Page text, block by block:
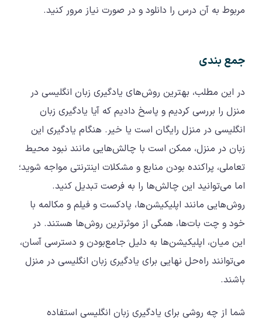
مربوط به آن درس را دانلود و در صورت نیاز مرور کنید.
جمع‌ بندی
در این مطلب، بهترین روش‌های یادگیری زبان انگلیسی در
منزل را بررسی کردیم و پاسخ دادیم که آیا یادگیری زبان
انگلیسی در منزل رایگان است یا خیر. هنگام یادگیری این
زبان در منزل، ممکن است با چالش‌هایی مانند نبود محیط
تعاملی، پراکنده بودن منابع و مشکلات اینترنتی مواجه شوید؛
اما می‌توانید این چالش‌ها را به فرصت تبدیل کنید.
روش‌هایی مانند اپلیکیشن‌ها، پادکست و فیلم و مکالمه با
خود و چت بات‌ها، همگی از موثرترین روش‌ها هستند. در
این میان، اپلیکیشن‌ها به دلیل جامع‌بودن و دسترسی آسان،
می‌توانند راه‌حل نهایی برای یادگیری زبان انگلیسی در منزل
باشند.
شما از چه روشی برای یادگیری زبان انگلیسی استفاده